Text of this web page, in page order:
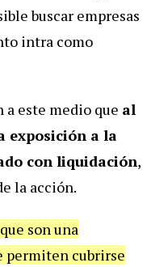
buscar empresas
intra como
a este medio que al
exposición a la
con liquidación,
la acción.
son una
permiten cubrirse